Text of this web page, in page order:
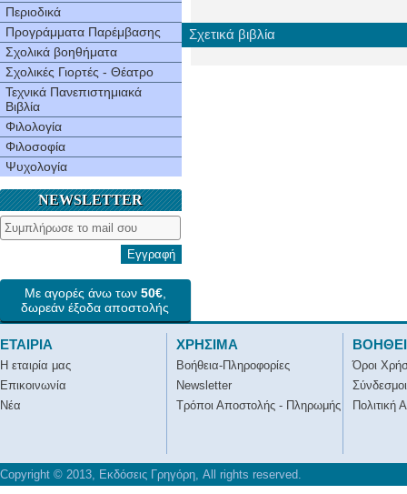
Περιοδικά
Προγράμματα Παρέμβασης
Σχολικά βοηθήματα
Σχολικές Γιορτές - Θέατρο
Τεχνικά Πανεπιστημιακά
Βιβλία
Φιλολογία
Φιλοσοφία
Ψυχολογία
NEWSLETTER
Εγγραφή
Με αγορές άνω των 50€
δωρεάν έξοδα αποστολής
Σχετικά βιβλία
ΕΤΑΙΡΙΑ
Η εταιρία μας
Επικοινωνία
Νέα
ΧΡΗΣΙΜΑ
Βοήθεια-Πληροφορίες
Newsletter
Τρόποι Αποστολής - Πληρωμής
Όροι
Σύνδεσμοι
Πολιτική
Copyright © 2013, Εκδόσεις Γρηγόρη, All rights reserved.